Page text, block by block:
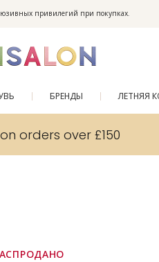
gift. Sign up here.
привилегий при покупках.
БРЕНДЫ ЛЕТНЯЯ
orders over £150